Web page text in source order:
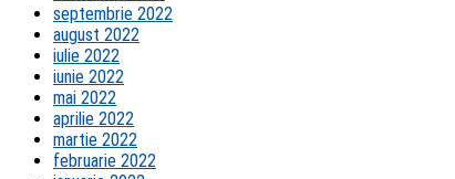
septembrie 2022
august 2022
iulie 2022
iunie 2022
mai 2022
aprilie 2022
martie 2022
februarie 2022